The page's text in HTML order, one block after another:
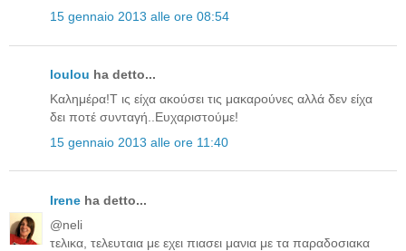
15 gennaio 2013 alle ore 08:54
loulou ha detto...
Καλημέρα!Τ ις είχα ακούσει τις μακαρούνες αλλά δεν είχα
δει ποτέ συνταγή..Ευχαριστούμε!
15 gennaio 2013 alle ore 11:40
Irene ha detto...
@neli
τελικα, τελευταια με εχει πιασει μανια με τα παραδοσιακα